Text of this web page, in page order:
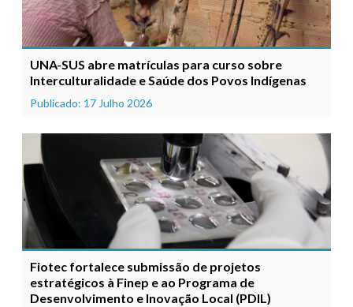
UNA-SUS abre matrículas para curso sobre
Interculturalidade e Saúde dos Povos Indígenas
Publicado: 17 Julho 2026
Fiotec fortalece submissão de projetos
estratégicos à Finep e ao Programa de
Desenvolvimento e Inovação Local (PDIL)